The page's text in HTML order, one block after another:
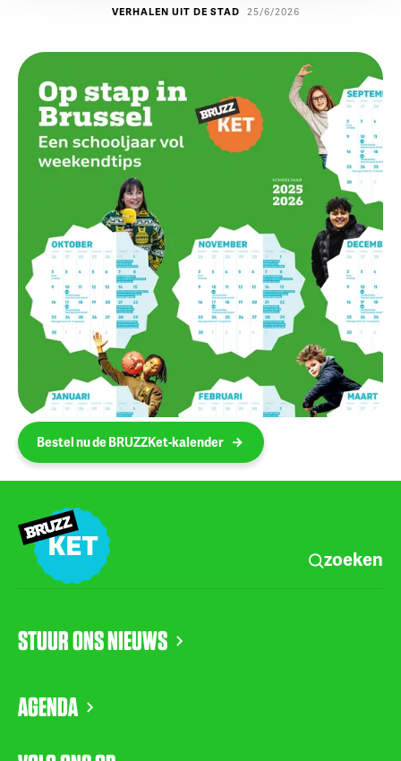
VERHALEN UIT DE STAD 25/6/2026
Bestel nu de BRUZZKet-kalender
zoeken
STUUR ONS NIEUWS
AGENDA